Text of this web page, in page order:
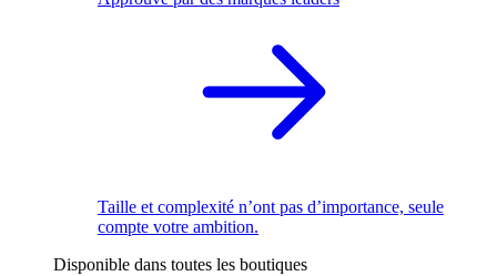
Taille et complexité n’ont pas d’importance, seule
compte votre ambition.
Disponible dans toutes les boutiques